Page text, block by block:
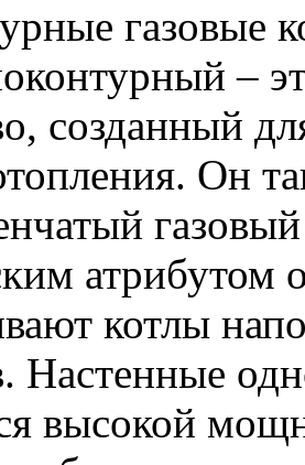
газовые
–
созданный
Он
атрибутом
котлы
Настенные
высокой